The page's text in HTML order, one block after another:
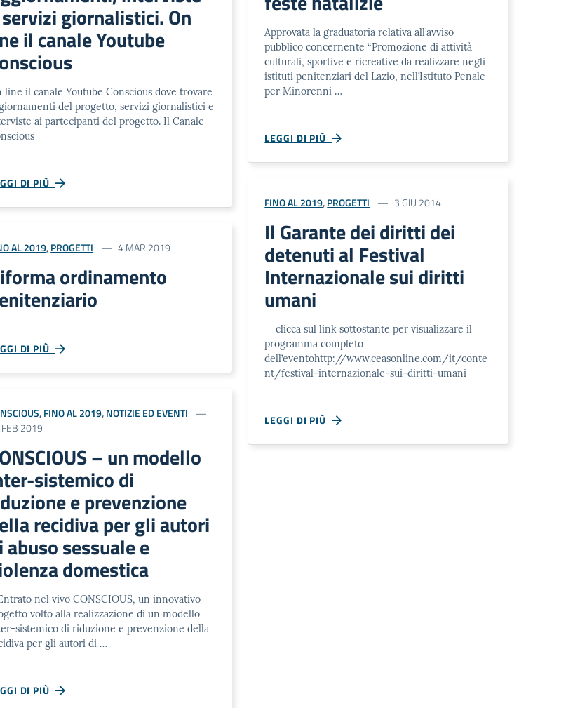
giornalistici. On
il canale Youtube
line il canale Youtube Conscious dove trovare
del progetto, servizi giornalistici e
ai partecipanti del progetto. Il Canale
DI PIÙ
AL 2019,PROGETTI 4 MAR 2019
ordinamento
DI PIÙ
,FINO AL 2019,NOTIZIE ED EVENTI
2019
– un modello
sistemico di
e prevenzione
recidiva per gli autori
abuso sessuale e
domestica
nel vivo CONSCIOUS, un innovativo
volto alla realizzazione di un modello
sistemico di riduzione e prevenzione della
per gli autori di …
DI PIÙ
Approvata la graduatoria relativa all’avviso
pubblico concernente “Promozione di attività
culturali, sportive e ricreative da realizzare negli
istituti penitenziari del Lazio, nell’Istituto Penale
per Minorenni …
LEGGI DI PIÙ
FINO AL 2019,PROGETTI 3 GIU 2014
Il Garante dei diritti dei
detenuti al Festival
Internazionale sui diritti
umani
clicca sul link sottostante per visualizzare il
programma completo
dell’eventohttp://www.ceasonline.com/it/conte
nt/festival-internazionale-sui-diritti-umani
LEGGI DI PIÙ